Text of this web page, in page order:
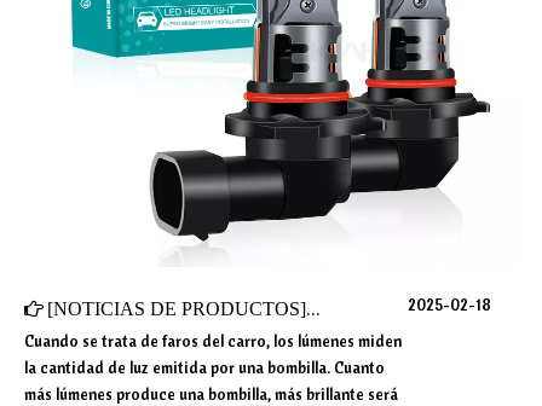
[NOTICIAS DE PRODUCTOS] ¿Cuántos lúmenes deberían
Cuando se trata de faros del carro, los lúmenes miden
la cantidad de luz emitida por una bombilla. Cuanto
más lúmenes produce una bombilla, más brillante será
2025-02-18